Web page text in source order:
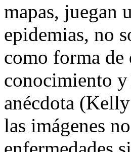
mapas, juegan
epidemias, no
como forma
conocimiento y
anécdota
las imágenes